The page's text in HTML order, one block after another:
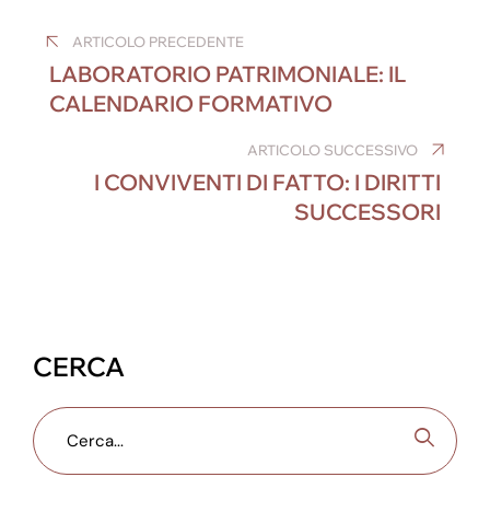
c
e
b
ailk
e
dI
e
n
er
e
st
gr
a
s
A
p
articoli
ARTICOLO PRECEDENTE
LABORATORIO PATRIMONIALE: IL
CALENDARIO FORMATIVO
ARTICOLO SUCCESSIVO
I CONVIVENTI DI FATTO: I DIRITTI
SUCCESSORI
CERCA